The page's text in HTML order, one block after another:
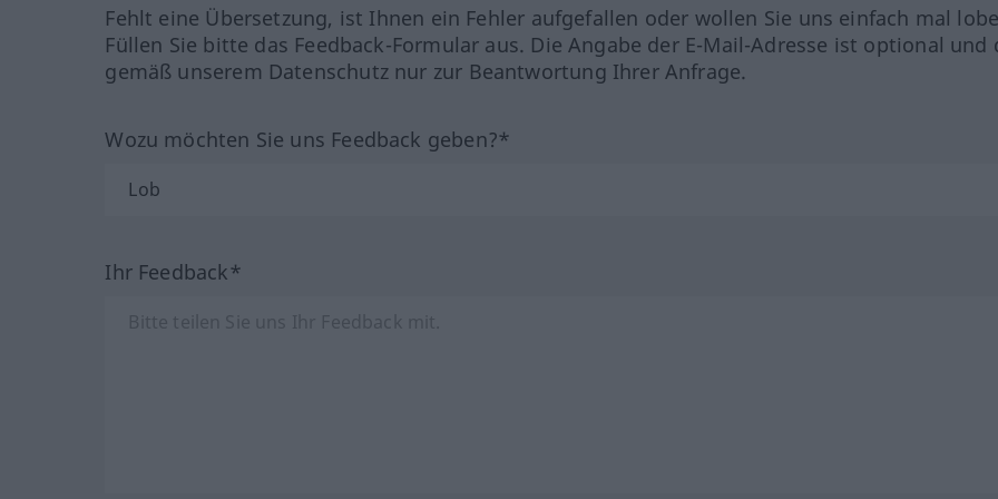
Fehlt eine Übersetzung, ist Ihnen ein Fehler aufgefallen oder wollen Sie uns einfach mal
Füllen Sie bitte das Feedback-Formular aus. Die Angabe der E-Mail-Adresse ist optional und
gemäß unserem Datenschutz nur zur Beantwortung Ihrer Anfrage.
Wozu möchten Sie uns Feedback geben?*
Ihr Feedback*